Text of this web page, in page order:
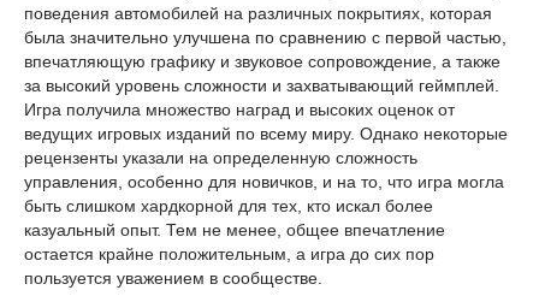
поведения автомобилей на различных покрытиях, которая
была значительно улучшена по сравнению с первой частью,
впечатляющую графику и звуковое сопровождение, а также
за высокий уровень сложности и захватывающий геймплей.
Игра получила множество наград и высоких оценок от
ведущих игровых изданий по всему миру. Однако некоторые
рецензенты указали на определенную сложность
управления, особенно для новичков, и на то, что игра могла
быть слишком хардкорной для тех, кто искал более
казуальный опыт. Тем не менее, общее впечатление
остается крайне положительным, а игра до сих пор
пользуется уважением в сообществе.